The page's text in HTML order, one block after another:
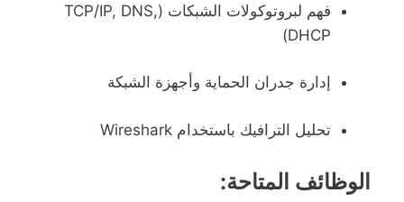
فهم لبروتوكولات الشبكات (TCP/IP, DNS,
DHCP)
إدارة جدران الحماية وأجهزة الشبكة
تحليل الترافيك باستخدام Wireshark
الوظائف المتاحة: